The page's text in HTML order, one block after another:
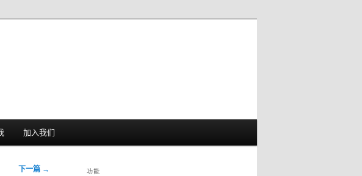
加入我们
下一篇 → 功能